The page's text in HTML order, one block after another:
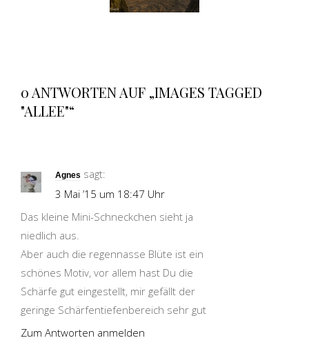
0 ANTWORTEN AUF „IMAGES TAGGED
"ALLEE"“
Agnes sagt:
3 Mai ’15 um 18:47 Uhr
Das kleine Mini-Schneckchen sieht ja
niedlich aus.
Aber auch die regennasse Blüte ist ein
schönes Motiv, vor allem hast Du die
Schärfe gut eingestellt, mir gefällt der
geringe Schärfentiefenbereich sehr gut
Zum Antworten anmelden